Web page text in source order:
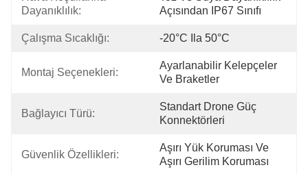
Dayanıklılık:
Açısından IP67 Sınıfı
Çalışma Sıcaklığı: -20°C Ila 50°C
Montaj Seçenekleri:
Ayarlanabilir Kelepçeler
Ve Braketler
Bağlayıcı Türü:
Standart Drone Güç
Konnektörleri
Güvenlik Özellikleri:
Aşırı Yük Koruması Ve
Aşırı Gerilim Koruması